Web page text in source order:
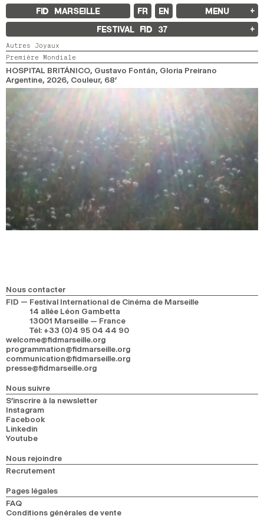
FID MARSEILLE FR EN MENU
À PROPOS
LE FID À L’ANNÉE
ÉDUCATION À L’IMAGE
À L’INTERNATIONAL
LIVRES ET REVUES
LES ENGAGEMENTS
FESTIVAL FID 37
PROGRAMMATION
RÉTROSPECTIVE
FOCUS
JURY ET PRIX
PROS ET PRESSE
TARIFS
CALENDRIER
FID LAB 18
FID CAMPUS 13
RECHERCHE
FESTIVAL FID 37
Autres Joyaux
Première Mondiale
HOSPITAL BRITÁNICO, Gustavo Fontán, Gloria Preirano
Argentine, 2026, Couleur, 68’
Nous contacter
FID — Festival International de Cinéma de Marseille
14 allée Léon Gambetta
13001 Marseille — France
Tél: +33 (0)4 95 04 44 90
welcome@fidmarseille.org
programmation@fidmarseille.org
communication@fidmarseille.org
presse@fidmarseille.org
Nous suivre
S’inscrire à la newsletter
Instagram
Facebook
Linkedin
Youtube
Nous rejoindre
Recrutement
Pages légales
FAQ
Conditions générales de vente